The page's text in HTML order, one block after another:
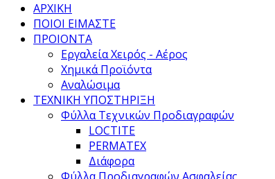
ΑΡΧΙΚΗ
ΠΟΙΟΙ ΕΙΜΑΣΤΕ
ΠΡΟΙΟΝΤΑ
Εργαλεία Χειρός - Αέρος
Χημικά Προϊόντα
Αναλώσιμα
ΤΕΧΝΙΚΗ ΥΠΟΣΤΗΡΙΞΗ
Φύλλα Τεχνικών Προδιαγραφών
LOCTITE
PERMATEX
Διάφορα